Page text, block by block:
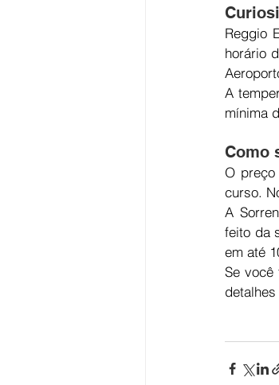
Reggio
horário
A
mínima
Como
O
curso.
A
feito da
em até
Se você